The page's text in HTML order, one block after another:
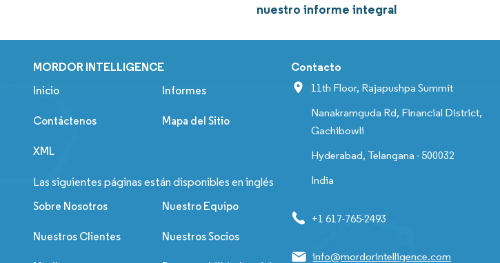
nuestro informe integral
MORDOR INTELLIGENCE
Inicio Informes
Contáctenos Mapa del Sitio
XML
Las siguientes páginas están disponibles en inglés
Sobre Nosotros Nuestro Equipo
Nuestros Clientes Nuestros Socios
Contacto
11th Floor, Rajapushpa Summit
Nanakramguda Rd, Financial District,
Gachibowli
Hyderabad, Telangana - 500032
India
+1 617-765-2493
info@mordorintelligence.com